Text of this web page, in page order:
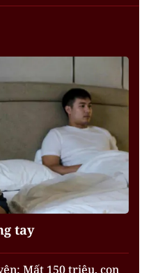
tay
Mất 150 triệu, con